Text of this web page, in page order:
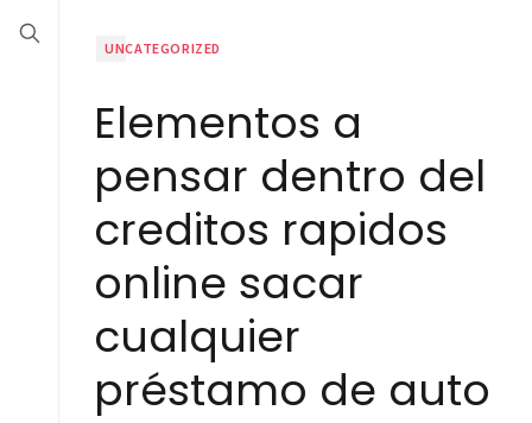
UNCATEGORIZED
Elementos a
pensar dentro del
creditos rapidos
online sacar
cualquier
préstamo de auto